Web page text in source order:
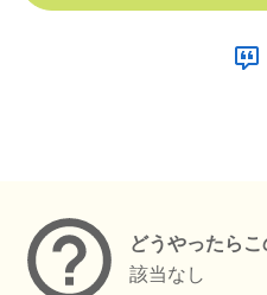
どうやったら
該当なし